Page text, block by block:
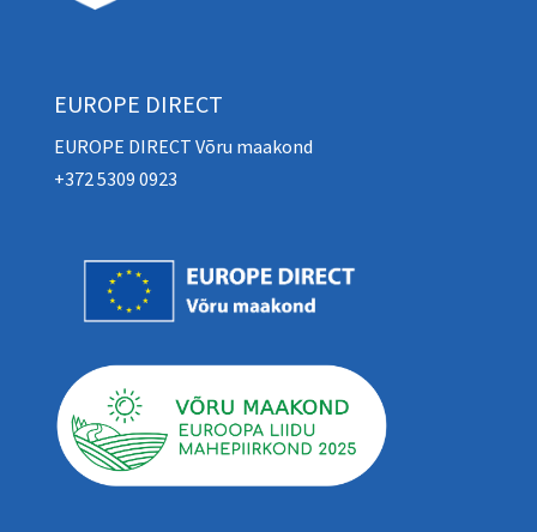
EUROPE DIRECT
EUROPE DIRECT Võru maakond
+372 5309 0923